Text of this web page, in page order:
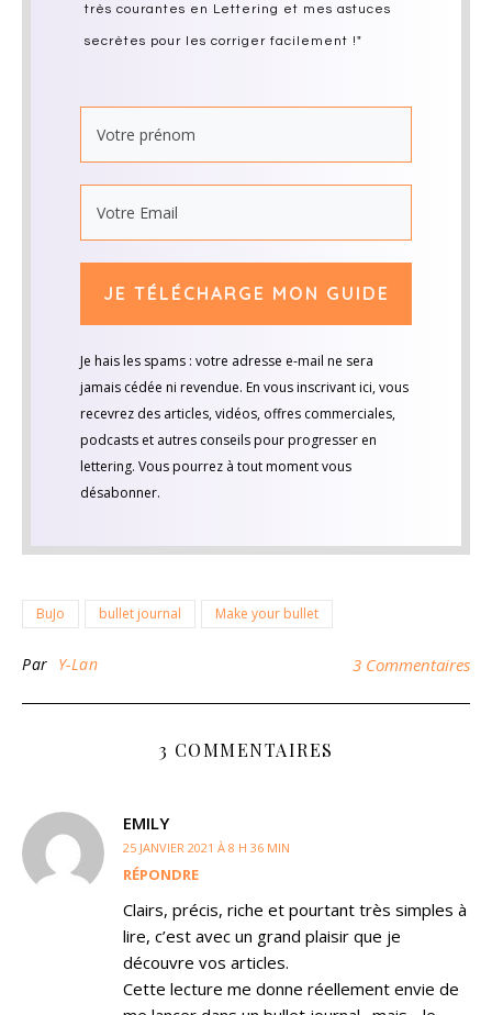
très courantes en Lettering et mes astuces
secrètes pour les corriger facilement !"
JE TÉLÉCHARGE MON GUIDE
Je hais les spams : votre adresse e-mail ne sera
jamais cédée ni revendue. En vous inscrivant ici, vous
recevrez des articles, vidéos, offres commerciales,
podcasts et autres conseils pour progresser en
lettering. Vous pourrez à tout moment vous
désabonner.
BuJo bullet journal Make your bullet
Par Y-Lan 3 Commentaires
3 COMMENTAIRES
EMILY
25 JANVIER 2021 À 8 H 36 MIN
RÉPONDRE
Clairs, précis, riche et pourtant très simples à
lire, c’est avec un grand plaisir que je
découvre vos articles.
Cette lecture me donne réellement envie de